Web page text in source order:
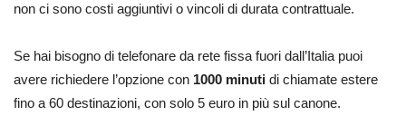
non ci sono costi aggiuntivi o vincoli di durata contrattuale.
Se hai bisogno di telefonare da rete fissa fuori dall’Italia puoi
avere richiedere l’opzione con 1000 minuti di chiamate estere
fino a 60 destinazioni, con solo 5 euro in più sul canone.